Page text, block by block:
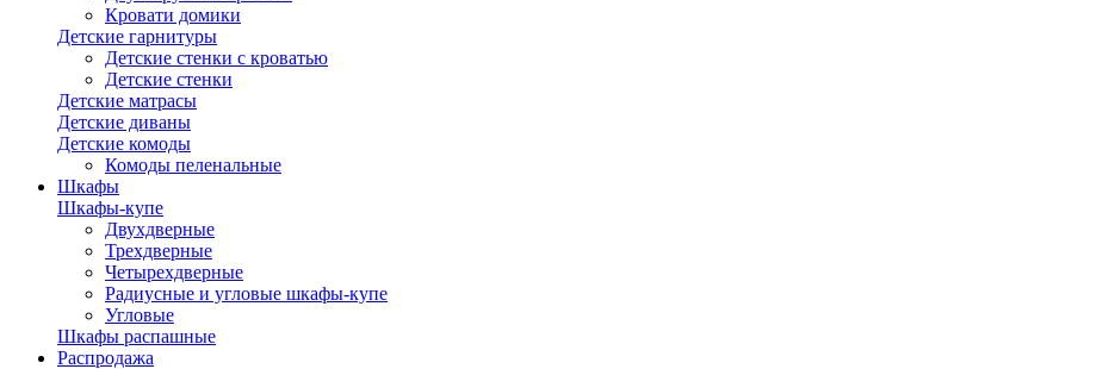
Кровати домики
Детские гарнитуры
Детские стенки с кроватью
Детские стенки
Детские матрасы
Детские диваны
Детские комоды
Комоды пеленальные
Шкафы
Шкафы-купе
Двухдверные
Трехдверные
Четырехдверные
Радиусные и угловые шкафы-купе
Угловые
Шкафы распашные
Распродажа